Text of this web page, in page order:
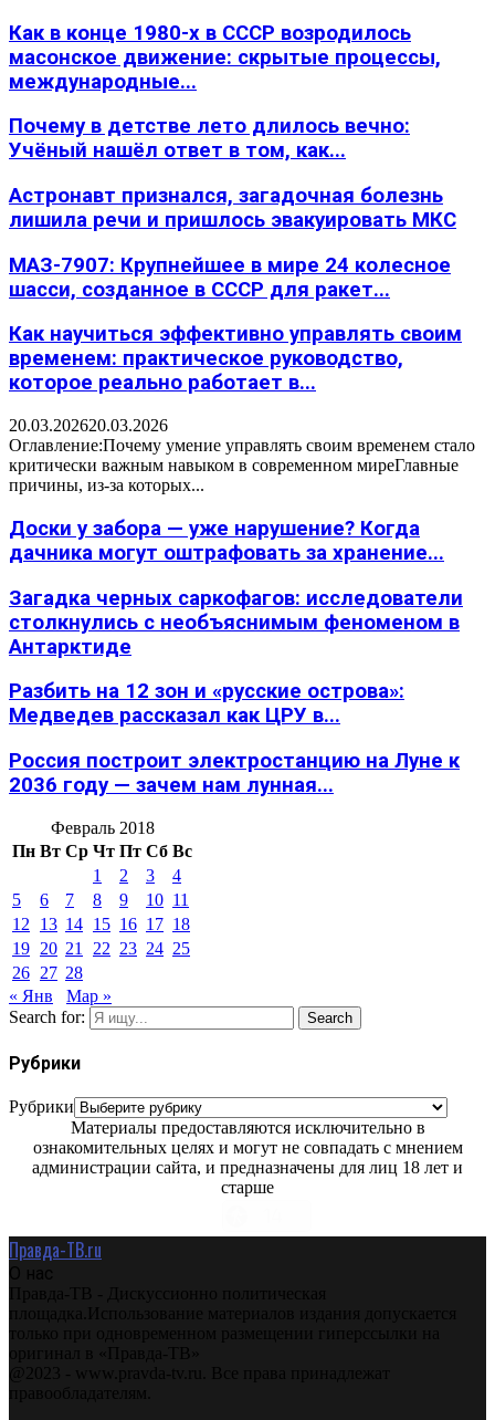
Как в конце 1980-х в СССР возродилось
масонское движение: скрытые процессы,
международные...
Почему в детстве лето длилось вечно:
Учёный нашёл ответ в том, как...
Астронавт признался, загадочная болезнь
лишила речи и пришлось эвакуировать МКС
МАЗ-7907: Крупнейшее в мире 24 колесное
шасси, созданное в СССР для ракет...
Как научиться эффективно управлять своим
временем: практическое руководство,
которое реально работает в...
20.03.202620.03.2026
Оглавление:Почему умение управлять своим временем стало
критически важным навыком в современном миреГлавные
причины, из-за которых...
Доски у забора — уже нарушение? Когда
дачника могут оштрафовать за хранение...
Загадка черных саркофагов: исследователи
столкнулись с необъяснимым феноменом в
Антарктиде
Разбить на 12 зон и «русские острова»:
Медведев рассказал как ЦРУ в...
Россия построит электростанцию на Луне к
2036 году — зачем нам лунная...
Февраль 2018
Пн Вт Ср Чт Пт Сб Вс
1
2 3
4
5
6 7 8 9 10 11
12
13 14 15 16 17 18
19 20 21 22 23 24 25
26 27 28
« Янв
Мар »
Search for:
Search
Рубрики
Рубрики
Материалы предоставляются исключительно в
ознакомительных целях и могут не совпадать с мнением
администрации сайта, и предназначены для лиц 18 лет и
старше
Правда-ТВ.ru
О нас
Правда-ТВ - Дискуссионно политическая
площадка.Использование материалов издания допускается
только при одновременном размещении гиперссылки на
оригинал в «Правда-ТВ»
@2023 - www.pravda-tv.ru. Все права принадлежат
правообладателям.